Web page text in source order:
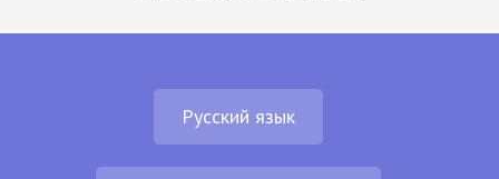
Русский язык